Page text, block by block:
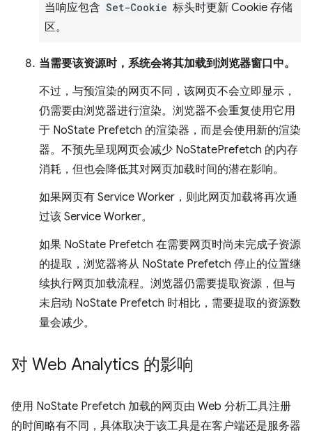
当响应包含 Set-Cookie 标头时更新 Cookie 存储
区。
当需要该资源时，系统会将其加载到浏览器窗口中。
不过，与预渲染的网页不同，该网页不会立即显示，
仍需要由浏览器进行渲染。浏览器不会重复使用它用
于 NoState Prefetch 的渲染器，而是会使用新的渲染
器。不预先呈现网页会减少 NoStatePrefetch 的内存
消耗，但也会降低其对网页加载时间的潜在影响。
如果网页有 Service Worker，则此网页加载将再次通
过该 Service Worker。
如果 NoState Prefetch 在需要网页时尚未完成子资源
的提取，浏览器将从 NoState Prefetch 停止的位置继
续执行网页加载流程。浏览器仍需要提取资源，但与
未启动 NoState Prefetch 时相比，需要提取的资源数
量会减少。
对 Web Analytics 的影响
使用 NoState Prefetch 加载的网页由 Web 分析工具注册
的时间略有不同，具体取决于该工具是在客户端还是服务器